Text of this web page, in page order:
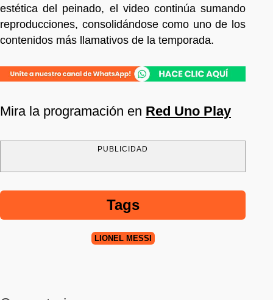
estética del peinado, el video continúa sumando
reproducciones, consolidándose como uno de los
contenidos más llamativos de la temporada.
Mira la programación en Red Uno Play
PUBLICIDAD
Tags
LIONEL MESSI